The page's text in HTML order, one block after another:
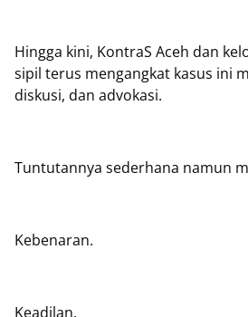
Hingga kini, KontraS Aceh dan
sipil terus mengangkat kasus ini
diskusi, dan advokasi.
Tuntutannya sederhana namun
Kebenaran.
Keadilan.